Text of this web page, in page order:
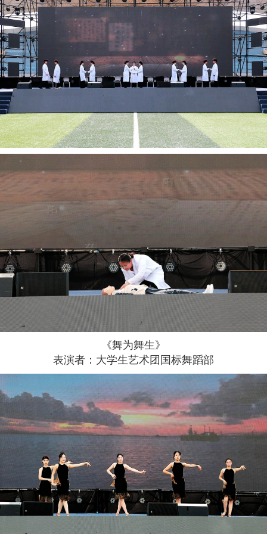
《舞为舞生》
表演者：大学生艺术团国标舞蹈部